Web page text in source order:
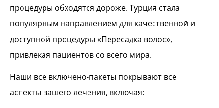
процедуры обходятся дороже. Турция стала
популярным направлением для качественной и
доступной процедуры «Пересадка волос»,
привлекая пациентов со всего мира.
Наши все включено-пакеты покрывают все
аспекты вашего лечения, включая: